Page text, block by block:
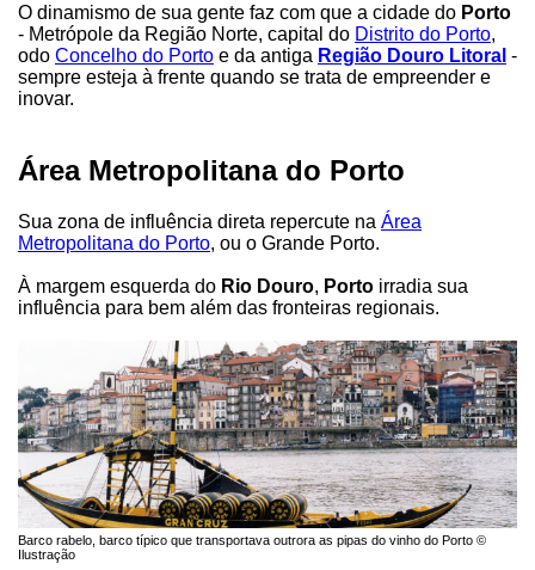
O dinamismo de sua gente faz com que a cidade do Porto
- Metrópole da Região Norte, capital do Distrito do Porto,
odo Concelho do Porto e da antiga Região Douro Litoral -
sempre esteja à frente quando se trata de empreender e
inovar.
Área Metropolitana do Porto
Sua zona de influência direta repercute na Área
Metropolitana do Porto, ou o Grande Porto.
À margem esquerda do Rio Douro, Porto irradia sua
influência para bem além das fronteiras regionais.
Barco rabelo, barco típico que transportava outrora as pipas do vinho do Porto ©
Ilustração